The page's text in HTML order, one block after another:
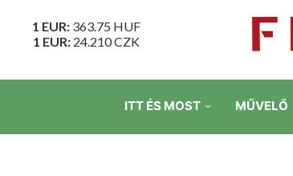
1 EUR: 363.75 HUF
1 EUR: 24.210CZK
ITT ÉS MOST MŰVELŐ